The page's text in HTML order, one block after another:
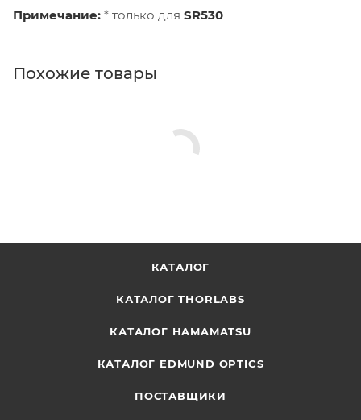
Примечание: * только для SR530
Похожие товары
КАТАЛОГ
КАТАЛОГ THORLABS
КАТАЛОГ HAMAMATSU
КАТАЛОГ EDMUND OPTICS
ПОСТАВЩИКИ